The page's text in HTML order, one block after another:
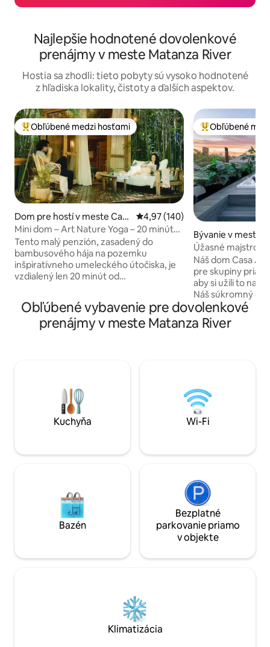
Najlepšie hodnotené dovolenkové
prenájmy v meste Matanza River
Hostia sa zhodli: tieto pobyty sú vysoko hodnotené
z hľadiska lokality, čistoty a ďalších aspektov.
Najobľúbenejšie medzi hosťami
Obľúbené medzi hosťami
Dom pre hostí v meste Can
ning
Priemerné ohodnotenie 4,97 z
4,97 (140)
Mini dom – Art Nature Yoga – 20 minút
od letiska EZE
Tento malý penzión, zasadený do
bambusového hája na pozemku
inšpiratívneho umeleckého útočiska, je
vzdialený len 20 minút od
miesto na zastávku alebo pár nocí.
Ponúka súkromie, Wi-Fi, pohodlnú
posteľ, záhradnú terasu a hojdaciu sieť.
Hostia si môžu naplánovať čas na
umenia a varenia alebo relaxačné
masáže.Bezplatný transfer na letisko
Ezeiza pri pobytoch na 2 a viac nocí.
Najobľúbenejšie
Obľúbené
Bývanie v meste
Úžasné
s vírivkou!
Náš dom Casa
pre skupiny
aby si užili to
Náš súkromný
Palermo Soho s
reštauráciami,
dosah ruky. Sme 3 bloky od námestia
vírivky, terasy na
vonkajšie
vychutnať a
tohto úžasného
Obľúbené vybavenie pre dovolenkové
prenájmy v meste Matanza River
Kuchyňa Wi-Fi
Bazén
Bezplatné
parkovanie priamo
v objekte
Klimatizácia